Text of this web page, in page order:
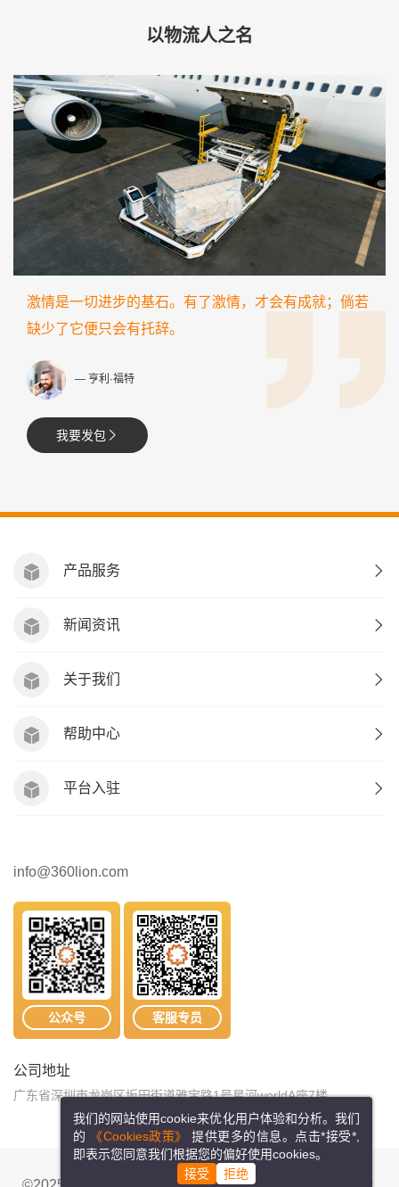
以物流人之名
激情是一切进步的基石。有了激情，才会有成就；倘若
缺少了它便只会有托辞。
— 亨利·福特
我要发包
产品服务
新闻资讯
关于我们
帮助中心
平台入驻
info@360lion.com
公众号 客服专员
公司地址
广东省深圳市龙岗区坂田街道雅宝路1号星河worldA座7楼
我们的网站使用cookie来优化用户体验和分析。我们
的
《Cookies政策》
提供更多的信息。点击*接受*,
即表示您同意我们根据您的偏好使用cookies。
接受
拒绝